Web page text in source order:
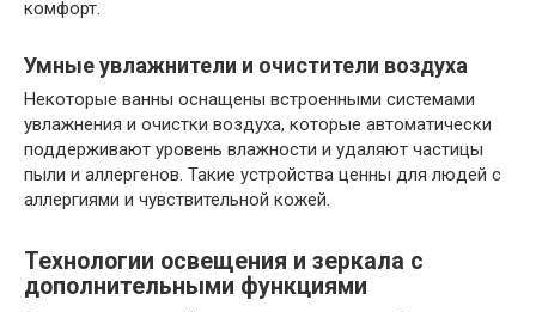
комфорт.
Умные увлажнители и очистители воздуха
Некоторые ванны оснащены встроенными системами
увлажнения и очистки воздуха, которые автоматически
поддерживают уровень влажности и удаляют частицы
пыли и аллергенов. Такие устройства ценны для людей с
аллергиями и чувствительной кожей.
Технологии освещения и зеркала с
дополнительными функциями